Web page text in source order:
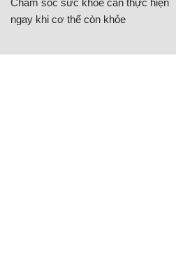
Chăm sóc sức khỏe cần thực hiện
ngay khi cơ thể còn khỏe